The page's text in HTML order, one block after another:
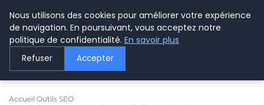
LE WEBMARKETING
Accueil Outils SEO
Nous utilisons des cookies pour améliorer votre expérience
de navigation. En poursuivant, vous acceptez notre
politique de confidentialité. En savoir plus
Refuser Accepter